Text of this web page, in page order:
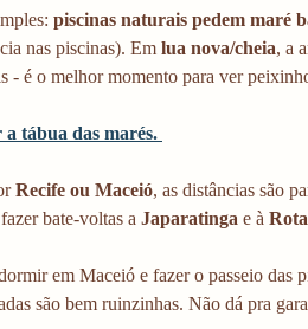
piscinas naturais pedem maré
nas piscinas). Em lua nova/cheia, a
- é o melhor momento para ver
tábua das marés.
Recife ou Maceió, as distâncias são
bate-voltas a Japaratinga e à
em Maceió e fazer o passeio das
são bem ruinzinhas. Não dá pra